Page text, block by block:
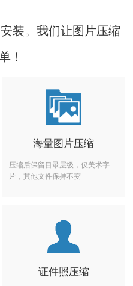
装。我们让图片压缩
！
海量图片压缩
压缩后保留目录层级，仅美术字
片，其他文件保持不变
证件照压缩